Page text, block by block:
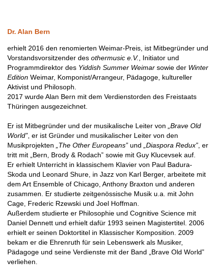
Dr. Alan Bern
erhielt 2016 den renomierten Weimar-Preis, ist Mitbegründer und
Vorstandsvorsitzender des othermusic e.V. , Initiator und
Programmdirektor des Yiddish Summer Weimarsowie der Winter
EditionWeimar, Komponist/Arrangeur, Pädagoge, kultureller
Aktivist und Philosoph.
2017 wurde Alan Bern mit dem Verdienstorden des Freistaats
Thüringen ausgezeichnet.
Er ist Mitbegründer und der musikalische Leiter von
„Brave Old
World”, er ist Gründer und musikalischer Leiter von den
Musikprojekten „The Other Europeans”und „Diaspora Redux”, er
tritt mit „Bern, Brody & Rodach” sowie mit Guy Klucevsek auf.
Er erhielt Unterricht in klassischem Klavier von Paul Badura-
Skoda und Leonard Shure, in Jazz von Karl Berger, arbeitete mit
dem Art Ensemble of Chicago, Anthony Braxton und anderen
zusammen. Er studierte zeitgenössische Musik u.a. mit John
Cage, Frederic Rzewski und Joel Hoffman.
Außerdem studierte er Philosophie und Cognitive Science mit
Daniel Dennett und erhielt dafür 1993 seinen Magistertitel. 2006
erhielt er seinen Doktortitel in Klassischer Komposition. 2009
bekam er die Ehrenruth für sein Lebenswerk als Musiker,
Pädagoge und seine Verdienste mit der Band „Brave Old World”
verliehen.